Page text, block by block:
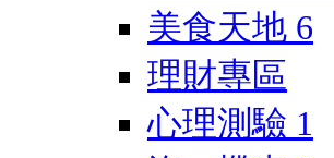
美食天地 6
理財專區
心理測驗 1